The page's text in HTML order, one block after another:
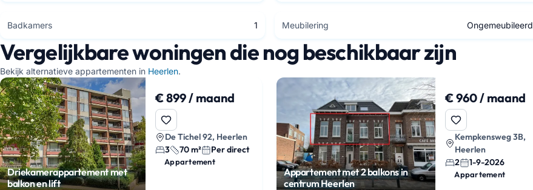
Badkamers 1 Meubilering Ongemeubileerd
Vergelijkbare woningen die nog beschikbaar zijn
Bekijk alternatieve appartementen in Heerlen.
Driekamerappartement met
balkon en lift
€ 899 / maand
De Tichel 92, Heerlen
3
70 m² Per direct
Appartement
Appartement met 2 balkons in
centrum Heerlen
€ 960 / maand
Kempkensweg 3B,
Heerlen
2
1-9-2026
Appartement